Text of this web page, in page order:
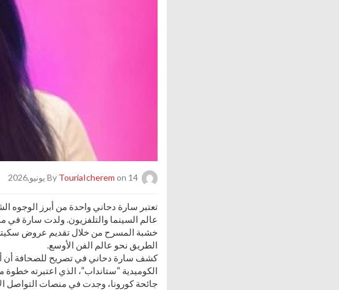
By TouriaIcherem on 14 يونيو,2026
تعتبر سارة دحاني واحدة من أبرز الوجوه
عالم السينما والتلفزيون. ولدت سارة في
خشبة المسرح من خلال تقديم عروض
الطريق نحو عالم الفن الأوسع.
كشف سارة دحاني في تصريح للصحافة أن
الكوميدية “ستانداب”، الذي اعتبرته
جائحة كورونا، وجدت في منصات التواصل